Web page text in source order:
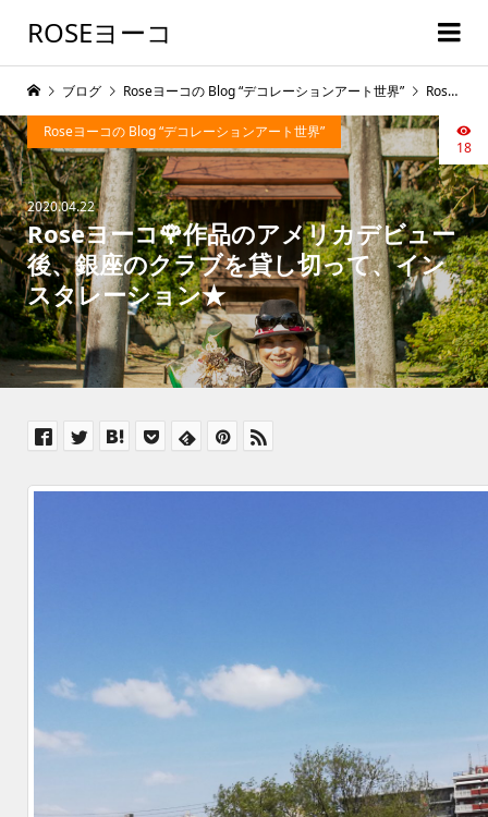
ROSEヨーコ
2020.04.22
Roseヨーコ🌹作品のアメリカデビュー
後、銀座のクラブを貸し切って、イン
スタレーション★
Roseヨーコの Blog “デコレーションアート世界”
18
ブログ Roseヨーコの Blog “デコレーションアート世界” Roseヨーコ🌹作品のアメリカデビュー後、銀座のクラブを貸し切って、インスタレーション★